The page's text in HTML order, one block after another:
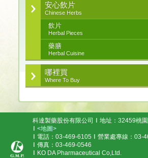
安心飲片
Chinese Herbs
飲片
Herbal Pieces
藥膳
Herbal Cuisine
哪裡買
Where To Buy
科達製藥股份有限公司
地址：32459桃
<地圖>
電話：03-469-6105
營業處專線：03-
傳真：03-469-0546
KO DA Pharmaceutical Co,Ltd.